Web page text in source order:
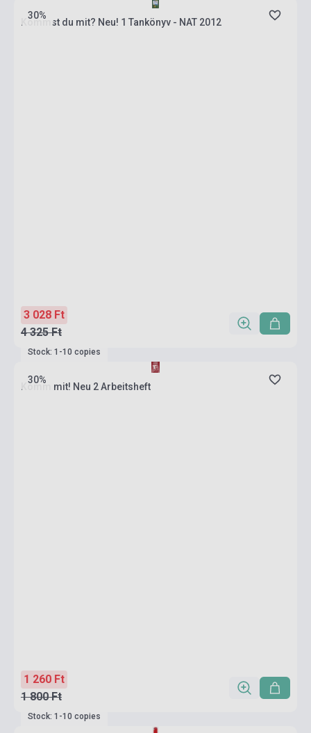
30%
Kommst du mit? Neu! 1 Tankönyv - NAT 2012
3 028 Ft
4 325 Ft
30%
Stock: 1-10 copies
Komm mit! Neu 2 Arbeitsheft
1 260 Ft
1 800 Ft
Stock: 1-10 copies